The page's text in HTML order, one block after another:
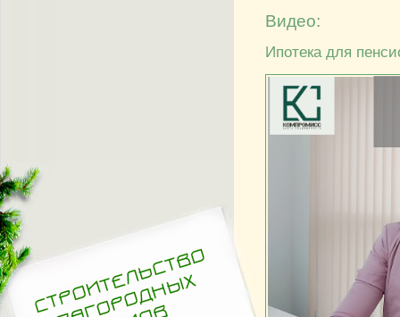
Видео:
Ипотека для